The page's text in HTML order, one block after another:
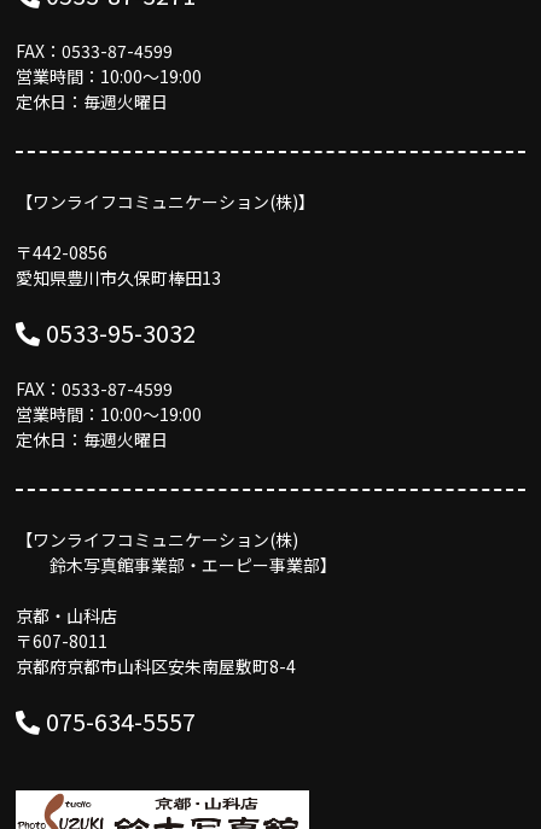
FAX：0533-87-4599
営業時間：10:00〜19:00
定休日：毎週火曜日
【ワンライフコミュニケーション(株)】
〒442-0856
愛知県豊川市久保町棒田13
0533-95-3032
FAX：0533-87-4599
営業時間：10:00〜19:00
定休日：毎週火曜日
【ワンライフコミュニケーション(株)
鈴木写真館事業部・エーピー事業部】
京都・山科店
〒607-8011
京都府京都市山科区安朱南屋敷町8-4
075-634-5557